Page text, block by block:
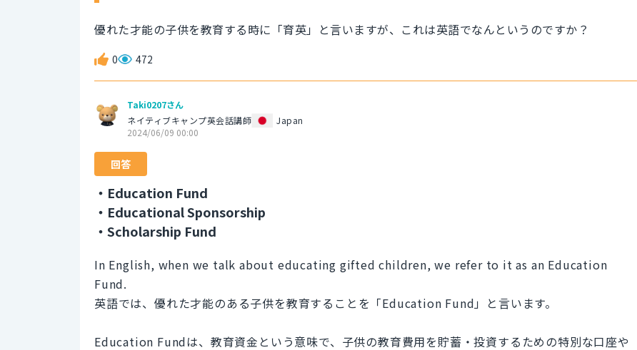
優れた才能の子供を教育する時に「育英」と言いますが、これは英語でなんというのですか？
0 472
Taki0207さん
ネイティブキャンプ英会話講師
Japan
2024/06/09 00:00
回答
・Education Fund
・Educational Sponsorship
・Scholarship Fund
In English, when we talk about educating gifted children, we refer to it as an Education
Fund.
英語では、優れた才能のある子供を教育することを「Education Fund」と言います。
Education Fundは、教育資金という意味で、子供の教育費用を貯蓄・投資するための特別な口座や